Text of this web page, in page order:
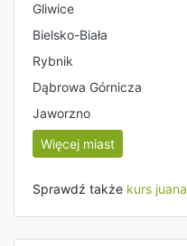
Gliwice
Bielsko-Biała
Rybnik
Dąbrowa Górnicza
Jaworzno
Więcej miast
Sprawdź także kurs juana